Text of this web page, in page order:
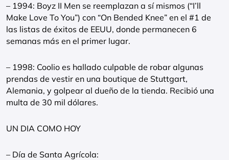
– 1994: Boyz II Men se reemplazan a sí mismos (“I’ll
Make Love To You”) con “On Bended Knee” en el #1 de
las listas de éxitos de EEUU, donde permanecen 6
semanas más en el primer lugar.
– 1998: Coolio es hallado culpable de robar algunas
prendas de vestir en una boutique de Stuttgart,
Alemania, y golpear al dueño de la tienda. Recibió una
multa de 30 mil dólares.
UN DIA COMO HOY
– Día de Santa Agrícola: